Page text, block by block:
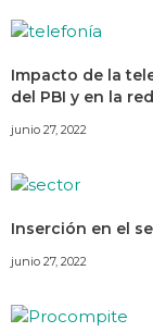
Impacto de la
del PBI y en la
junio 27, 2022
Inserción en el
junio 27, 2022